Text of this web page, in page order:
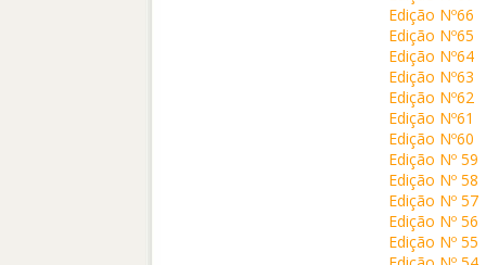
Edição Nº66
Edição Nº65
Edição Nº64
Edição Nº63
Edição Nº62
Edição Nº61
Edição Nº60
Edição Nº 59
Edição Nº 58
Edição Nº 57
Edição Nº 56
Edição Nº 55